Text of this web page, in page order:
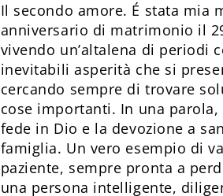
Il secondo amore. É stata mia
anniversario di matrimonio il
vivendo un’altalena di periodi
inevitabili asperità che si
cercando sempre di trovare
cose importanti. In una parola,
fede in Dio e la devozione a
famiglia. Un vero esempio di
paziente, sempre pronta a
una persona intelligente,